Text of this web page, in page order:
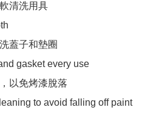
清洗用具
蓋子和墊圈
gasket every use
以免烤漆脫落
to avoid falling off paint